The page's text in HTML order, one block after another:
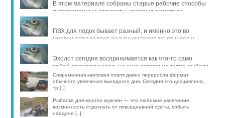
В этом материале собраны старые рабочие способы
и современные варианты, которые помогают
ПВХ для лодок бывает разный, и именно это во
многом определяет ресурс материала: от швов и
Эхолот сегодня воспринимается как что-то само
собой разумеющееся, но еще совсем недавно рыбаки
обходились б [..]
Современная карповая ловля давно переросла формат
обычного увлечения выходного дня. Сегодня это дисциплина,
тр [..]
Рыбалка для многих мужчин — это любимое увлечение,
возможность отдохнуть от повседневной суеты, побыть
наедине [..]